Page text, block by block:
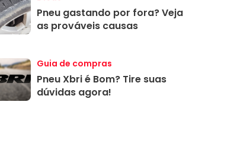
Pneu gastando por fora? Veja
as prováveis causas
Guia de compras
Pneu Xbri é Bom? Tire suas
dúvidas agora!